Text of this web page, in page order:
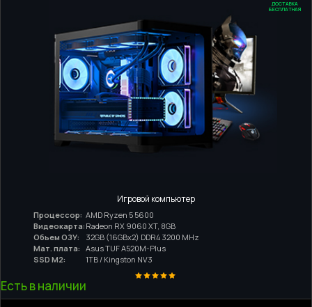
ДОСТАВКА
БЕСПЛАТНАЯ
Игровой компьютер
Процессор: AMD Ryzen 5 5600
Видеокарта: Radeon RX 9060 XT, 8GB
Обьем ОЗУ:
32GB (16GBx2) DDR4 3200 MHz
Мат. плата:
Asus TUF A520M-Plus
SSD M2:
1TB / Kingston NV3
Есть в наличии